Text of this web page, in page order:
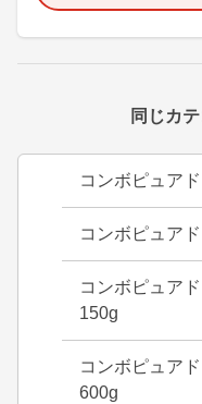
同じカ
コンボピュア
コンボピュア
コンボピュア
150g
コンボピュア
600g